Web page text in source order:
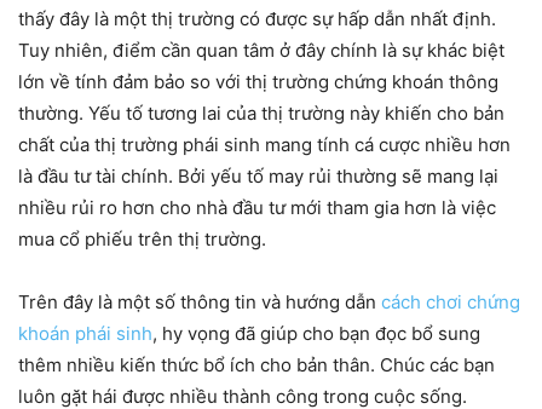
thấy đây là một thị trường có được sự hấp dẫn nhất định.
Tuy nhiên, điểm cần quan tâm ở đây chính là sự khác biệt
lớn về tính đảm bảo so với thị trường chứng khoán thông
thường. Yếu tố tương lai của thị trường này khiến cho bản
chất của thị trường phái sinh mang tính cá cược nhiều hơn
là đầu tư tài chính. Bởi yếu tố may rủi thường sẽ mang lại
nhiều rủi ro hơn cho nhà đầu tư mới tham gia hơn là việc
mua cổ phiếu trên thị trường.
Trên đây là một số thông tin và hướng dẫn cách chơi chứng
khoán phái sinh, hy vọng đã giúp cho bạn đọc bổ sung
thêm nhiều kiến thức bổ ích cho bản thân. Chúc các bạn
luôn gặt hái được nhiều thành công trong cuộc sống.